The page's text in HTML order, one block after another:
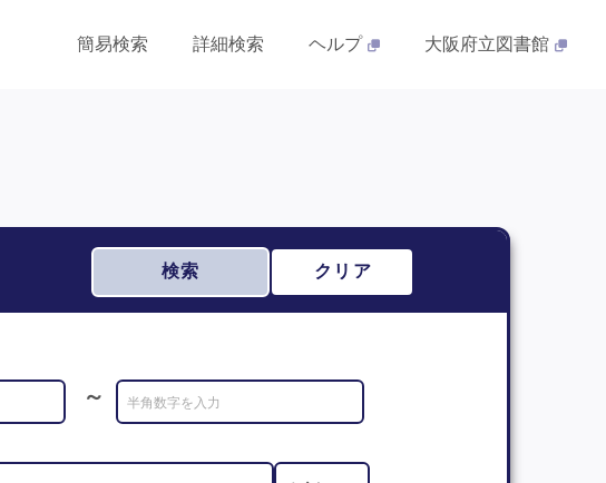
簡易検索 詳細検索 ヘルプ 大阪府立図書館
検索 クリア
～